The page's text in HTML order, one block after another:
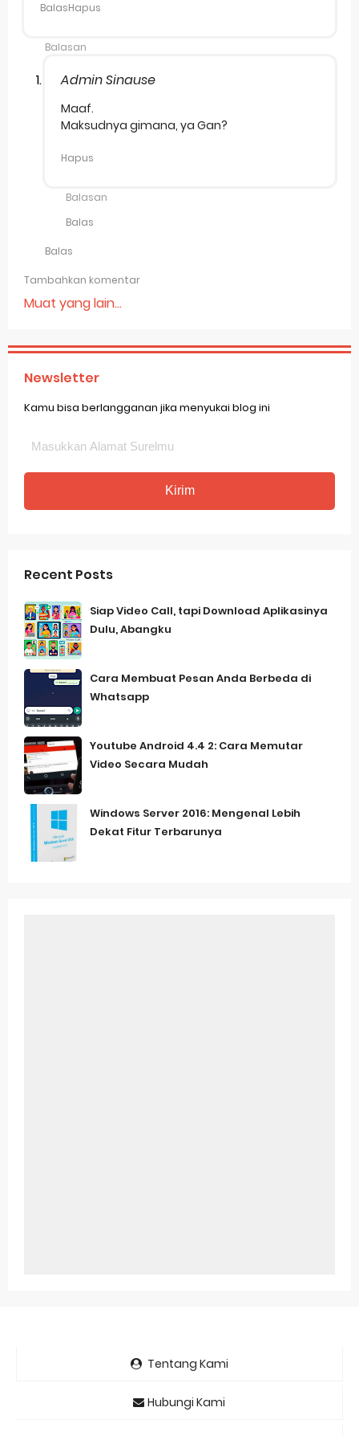
BalasHapus
Balasan
Admin Sinause
Maaf.
Maksudnya gimana, ya Gan?
Hapus
Balasan
Balas
Balas
Tambahkan komentar
Muat yang lain...
Newsletter
Kamu bisa berlangganan jika menyukai blog ini
Recent Posts
Siap Video Call, tapi Download Aplikasinya
Dulu, Abangku
Cara Membuat Pesan Anda Berbeda di
Whatsapp
Youtube Android 4.4 2: Cara Memutar
Video Secara Mudah
Windows Server 2016: Mengenal Lebih
Dekat Fitur Terbarunya
Tentang Kami
Hubungi Kami